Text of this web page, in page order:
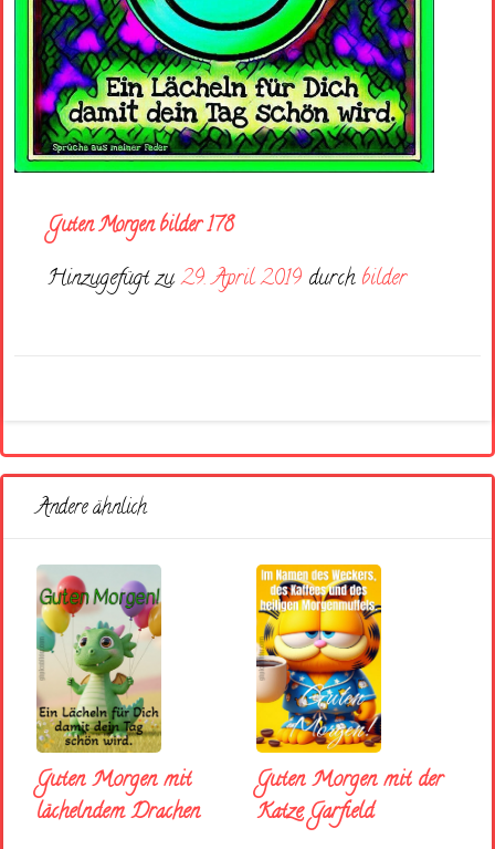
Guten Morgen bilder 178
Hinzugefügt zu29. April 2019 durch bilder
Andere ähnlich
Guten Morgen mit
lächelndem Drachen
Guten Morgen mit der
Katze Garfield